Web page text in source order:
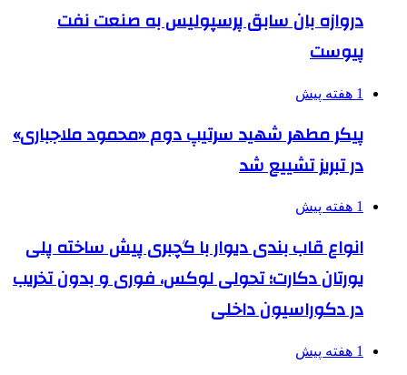
دروازه بان سابق پرسپولیس به صنعت نفت
پیوست
1 هفته پیش
پیکر مطهر شهید سرتیپ دوم «محمود ملاجباری»
در تبریز تشییع شد
1 هفته پیش
انواع قاب بندی دیوار با گچبری پیش ساخته پلی
یورتان دکارت؛ تحولی لوکس، فوری و بدون تخریب
در دکوراسیون داخلی
1 هفته پیش